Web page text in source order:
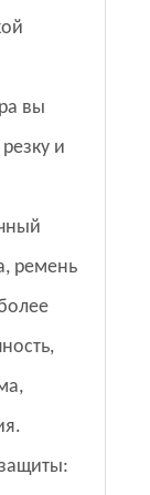
вы
и
ремень